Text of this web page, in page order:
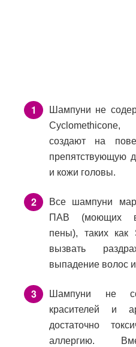
Шампуни не
создают на
препятствующую
и кожи головы.
Все шампуни
ПАВ (моющих
пены), таких
вызвать
выпадение волос
Шампуни не
красителей и
достаточно
аллергию.